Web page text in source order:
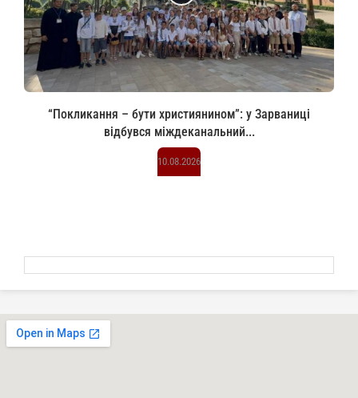
“Покликання – бути християнином”: у Зарваниці
відбувся міждеканальний...
10.08.2026